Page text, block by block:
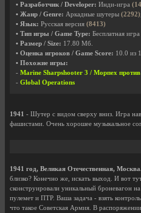
• Разработчик / Developer: Инди-игра
• Жанр / Genre: Аркадные шутеры (2292)
• Язык: Русская версия (8413)
• Тип игры / Game Type: Бесплатная игра
• Размер / Size: 17.80 Мб.
• Оценка игроков / Game Score: 10.0 из
• Похожие игры:
- Marine Sharpshooter 3 / Морпех
- Global Operations
1941 - Шутер с видом сверху вниз. Игра
фашистами. Очень хорошее музыкальное
1941 год, Великая Отечественная, Москва.
близко? Конечно же, искать выход. И вот
сконструировали уникальный броневагон
пулемет и ПТР. Ваша задача - взять
что такое Советская Армия. В